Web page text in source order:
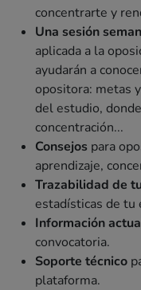
concentrarte y
Una sesión
aplicada a la
ayudarán a
opositora: metas
del estudio,
concentración...
Consejos para
aprendizaje,
Trazabilidad de
estadísticas de tu
Información
convocatoria.
Soporte técnico
plataforma.